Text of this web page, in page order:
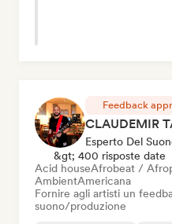
Feedback
CLAUDEMIR
Esperto Del
&gt; 400 risposte date
Acid houseAfrobeat /
AmbientAmericana
Fornire agli artisti un
suono/produzione